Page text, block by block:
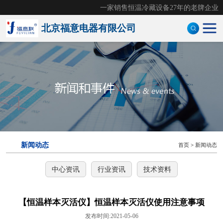
一家销售恒温冷藏设备27年的老牌企业
北京福意电器有限公司
新闻动态 首页 > 新闻动态
中心资讯 行业资讯 技术资料
【恒温样本灭活仪】恒温样本灭活仪使用注意事项
发布时间:2021-05-06
手术室恒温箱
医用液体加温柜
医用加温箱
医用冷藏柜
样本灭活仪
灭活恒温箱
冷链运输箱